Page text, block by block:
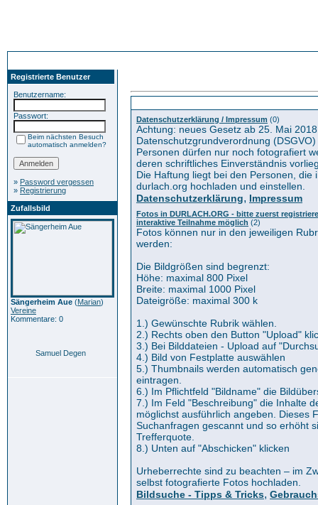
Registrierte Benutzer
Benutzername:
Passwort:
Beim nächsten Besuch
automatisch anmelden?
» Password vergessen
» Registrierung
Zufallsbild
Sängerheim Aue (Marian)
Vereine
Kommentare: 0
Samuel Degen
Datenschutzerklärung / Impressum (0)
Achtung: neues Gesetz ab 25. Mai 2018
Datenschutzgrundverordnung
Personen dürfen nur noch fotografiert
deren schriftliches Einverständnis
Die Haftung liegt bei den Personen, die
durlach.org hochladen und einstellen.
Datenschutzerklärung, Impressum
Fotos in DURLACH.ORG - bitte zuerst
interaktive Teilnahme möglich (2)
Fotos können nur in den jeweiligen
werden:
Die Bildgrößen sind begrenzt:
Höhe: maximal 800 Pixel
Breite: maximal 1000 Pixel
Dateigröße: maximal 300 k
1.) Gewünschte Rubrik wählen.
2.) Rechts oben den Button "Upload"
3.) Bei Bilddateien - Upload auf
4.) Bild von Festplatte auswählen
5.) Thumbnails werden automatisch
eintragen.
6.) Im Pflichtfeld "Bildname" die
7.) Im Feld "Beschreibung" die Inhalte
möglichst ausführlich angeben. Dieses
Suchanfragen gescannt und so erhöht
Trefferquote.
8.) Unten auf "Abschicken" klicken
Urheberrechte sind zu beachten – im
selbst fotografierte Fotos hochladen.
Bildsuche - Tipps & Tricks,